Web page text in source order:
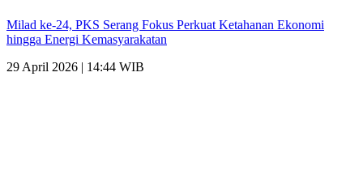
Milad ke-24, PKS Serang Fokus Perkuat Ketahanan Ekonomi
hingga Energi Kemasyarakatan
29 April 2026 | 14:44 WIB